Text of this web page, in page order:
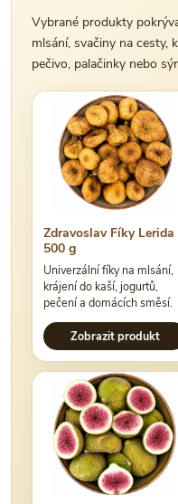
Vybrané produkty
mlsání, svačiny na cesty,
pečivo, palačinky nebo
Zdravoslav Fíky Lerida
500 g
Univerzální fíky na mlsání,
krájení do kaší, jogurtů,
pečení a domácích směsí.
Zobrazit produkt